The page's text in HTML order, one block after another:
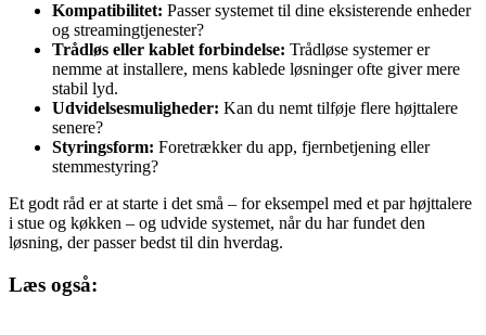
Kompatibilitet: Passer systemet til dine eksisterende enheder
og streamingtjenester?
Trådløs eller kablet forbindelse: Trådløse systemer er
nemme at installere, mens kablede løsninger ofte giver mere
stabil lyd.
Udvidelsesmuligheder: Kan du nemt tilføje flere højttalere
senere?
Styringsform: Foretrækker du app, fjernbetjening eller
stemmestyring?
Et godt råd er at starte i det små – for eksempel med et par højttalere
i stue og køkken – og udvide systemet, når du har fundet den
løsning, der passer bedst til din hverdag.
Læs også: